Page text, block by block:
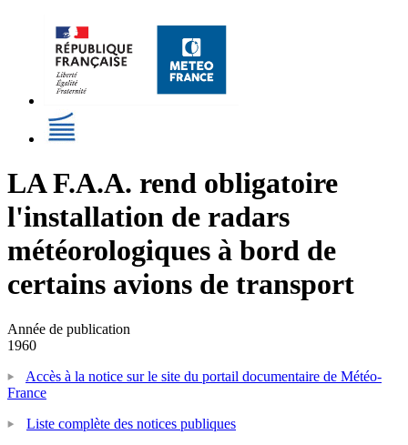
LA F.A.A. rend obligatoire
l'installation de radars
météorologiques à bord de
certains avions de transport
Année de publication
1960
Accès à la notice sur le site du portail documentaire de Météo-
France
Liste complète des notices publiques